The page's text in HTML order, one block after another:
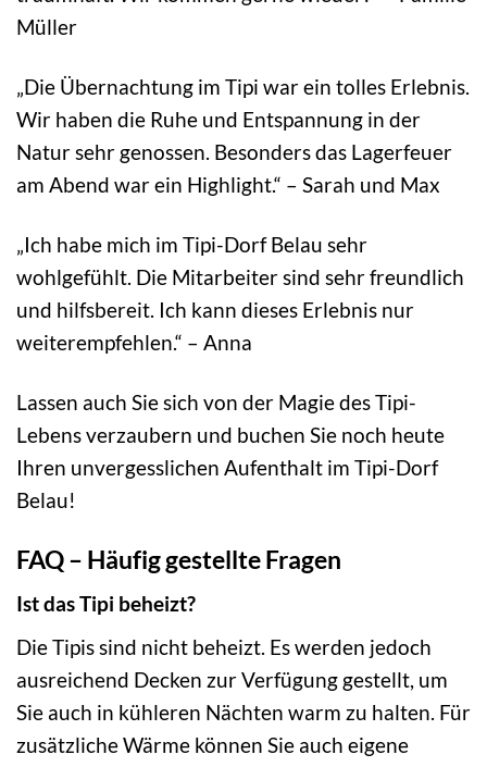
Müller
„Die Übernachtung im Tipi war ein tolles Erlebnis.
Wir haben die Ruhe und Entspannung in der
Natur sehr genossen. Besonders das Lagerfeuer
am Abend war ein Highlight.“ – Sarah und Max
„Ich habe mich im Tipi-Dorf Belau sehr
wohlgefühlt. Die Mitarbeiter sind sehr freundlich
und hilfsbereit. Ich kann dieses Erlebnis nur
weiterempfehlen.“ – Anna
Lassen auch Sie sich von der Magie des Tipi-
Lebens verzaubern und buchen Sie noch heute
Ihren unvergesslichen Aufenthalt im Tipi-Dorf
Belau!
FAQ – Häufig gestellte Fragen
Ist das Tipi beheizt?
Die Tipis sind nicht beheizt. Es werden jedoch
ausreichend Decken zur Verfügung gestellt, um
Sie auch in kühleren Nächten warm zu halten. Für
zusätzliche Wärme können Sie auch eigene